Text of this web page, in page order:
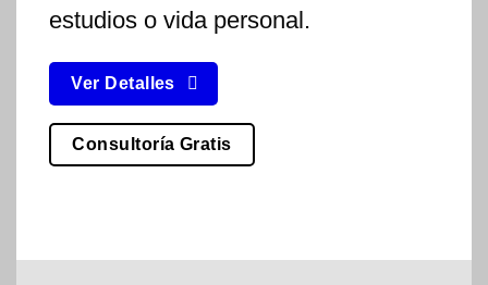
estudios o vida personal.
Ver Detalles
Consultoría Gratis